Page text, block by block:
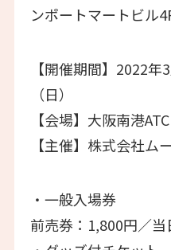
ンポートマートビル
【開催期間】2022
（日）
【会場】大阪南港
【主催】株式会社ム
・一般入場券
前売券：1,800円／